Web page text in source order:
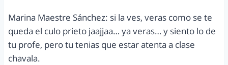
Marina Maestre Sánchez: si la ves, veras como se te
queda el culo prieto jaajjaa… ya veras… y siento lo de
tu profe, pero tu tenias que estar atenta a clase
chavala.